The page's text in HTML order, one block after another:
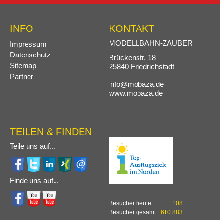
INFO
Navigation
überspringen
Impressum
Datenschutz
Sitemap
Partner
KONTAKT
MODELLBAHN-ZAUBER
Brückenstr. 18
25840 Friedrichstadt
info@mobaza.de
www.mobaza.de
TEILEN & FINDEN
Teile uns auf...
Finde uns auf...
Besucher heute:
108
Besucher gesamt: 610.883